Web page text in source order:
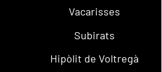
Vacarisses
Subirats
Hipòlit de Voltregà